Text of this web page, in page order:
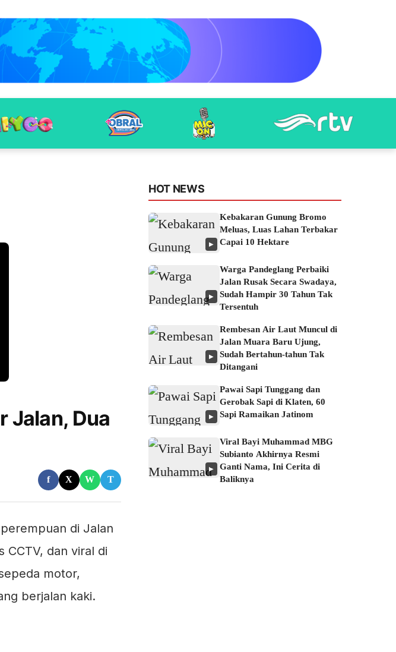
Jalan, Dua
f X W T
di Jalan
CCTV, dan viral di
motor,
berjalan kaki.
HOT NEWS
▶
Kebakaran Gunung Bromo
Meluas, Luas Lahan Terbakar
Capai 10 Hektare
▶
Warga Pandeglang Perbaiki
Jalan Rusak Secara Swadaya,
Sudah Hampir 30 Tahun Tak
Tersentuh
▶
Rembesan Air Laut Muncul di
Jalan Muara Baru Ujung,
Sudah Bertahun-tahun Tak
Ditangani
▶
Pawai Sapi Tunggang dan
Gerobak Sapi di Klaten, 60
Sapi Ramaikan Jatinom
▶
Viral Bayi Muhammad MBG
Subianto Akhirnya Resmi
Ganti Nama, Ini Cerita di
Baliknya